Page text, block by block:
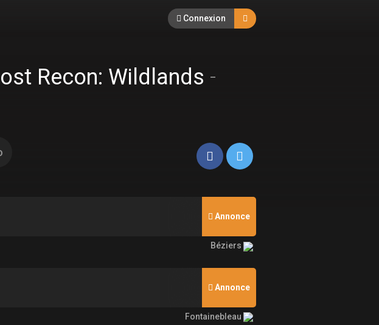
Connexion
Recon: Wildlands -
Annonce
Béziers
Annonce
Fontainebleau